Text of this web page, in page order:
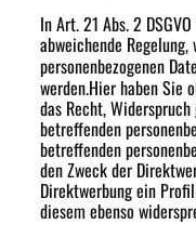
In Art. 21 Abs. 2
abweichende
personenbezogenen
werden.Hier haben Sie
das Recht,
betreffenden
betreffenden
den Zweck der
Direktwerbung ein
diesem ebenso